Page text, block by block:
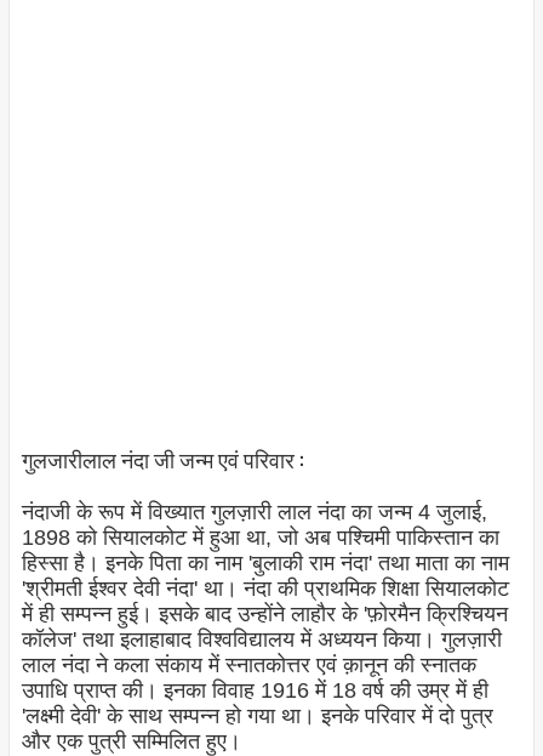
गुलजारीलाल नंदा जी जन्म एवं परिवार :
नंदाजी के रूप में विख्यात गुलज़ारी लाल नंदा का जन्म 4 जुलाई,
1898 को सियालकोट में हुआ था, जो अब पश्चिमी पाकिस्तान का
हिस्सा है। इनके पिता का नाम 'बुलाकी राम नंदा' तथा माता का नाम
'श्रीमती ईश्वर देवी नंदा' था। नंदा की प्राथमिक शिक्षा सियालकोट
में ही सम्पन्न हुई। इसके बाद उन्होंने लाहौर के 'फ़ोरमैन क्रिश्चियन
कॉलेज' तथा इलाहाबाद विश्वविद्यालय में अध्ययन किया। गुलज़ारी
लाल नंदा ने कला संकाय में स्नातकोत्तर एवं क़ानून की स्नातक
उपाधि प्राप्त की। इनका विवाह 1916 में 18 वर्ष की उम्र में ही
'लक्ष्मी देवी' के साथ सम्पन्न हो गया था। इनके परिवार में दो पुत्र
और एक पुत्री सम्मिलित हुए।